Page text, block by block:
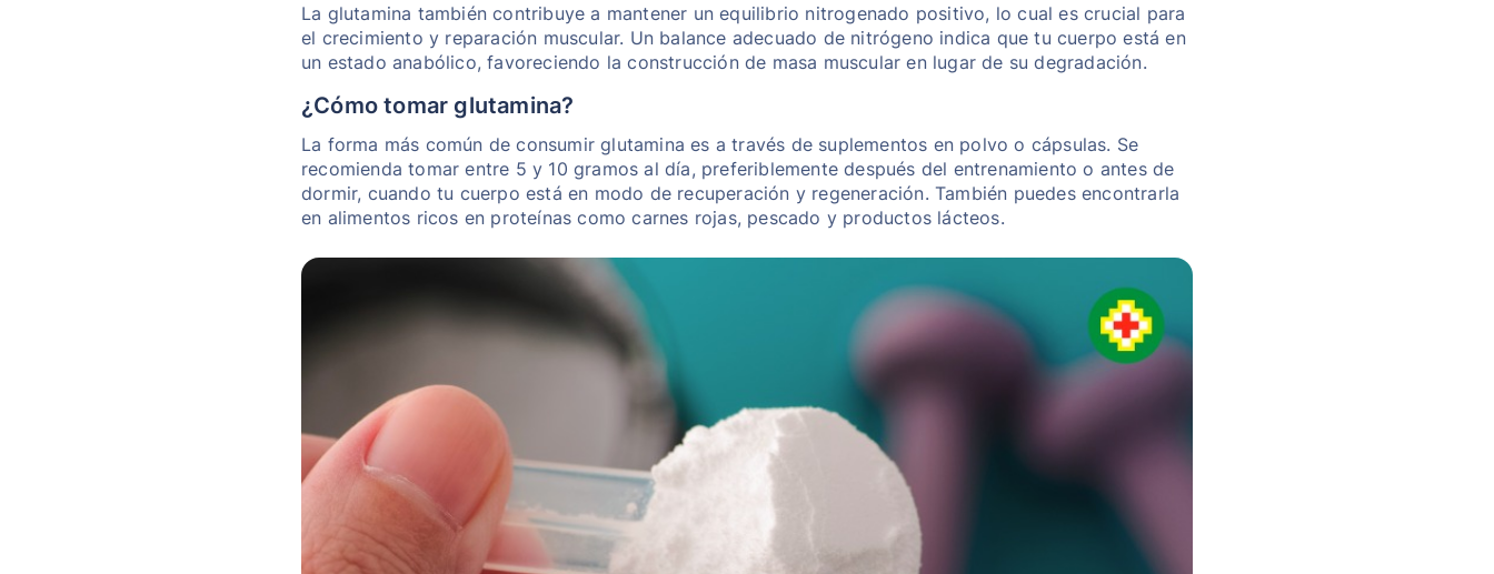
La glutamina también contribuye a mantener un equilibrio nitrogenado positivo, lo cual es crucial para
el crecimiento y reparación muscular. Un balance adecuado de nitrógeno indica que tu cuerpo está en
un estado anabólico, favoreciendo la construcción de masa muscular en lugar de su degradación.
¿Cómo tomar glutamina?
La forma más común de consumir glutamina es a través de suplementos en polvo o cápsulas. Se
recomienda tomar entre 5 y 10 gramos al día, preferiblemente después del entrenamiento o antes de
dormir, cuando tu cuerpo está en modo de recuperación y regeneración. También puedes encontrarla
en alimentos ricos en proteínas como carnes rojas, pescado y productos lácteos.